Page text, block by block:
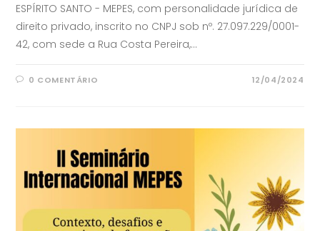
ESPÍRITO SANTO - MEPES, com personalidade jurídica de
direito privado, inscrito no CNPJ sob nº. 27.097.229/0001-
42, com sede a Rua Costa Pereira,…
0 COMENTÁRIO 12/04/2024